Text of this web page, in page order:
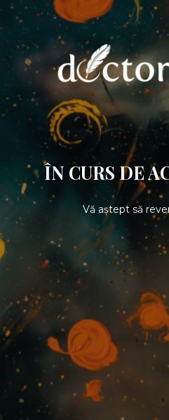
ÎN CURS DE
Vă aștept să